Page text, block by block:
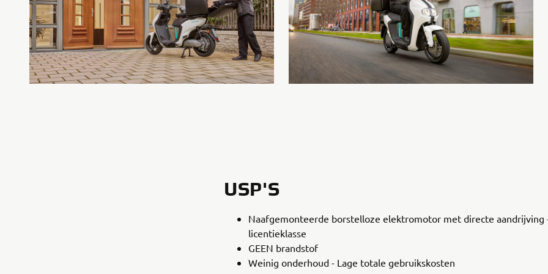
USP'S
Naafgemonteerde borstelloze elektromotor met directe aandrijving
licentieklasse
GEEN brandstof
Weinig onderhoud - Lage totale gebruikskosten